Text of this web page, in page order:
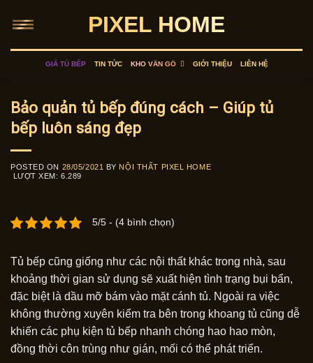
PIXEL HOME
GIÁ TỦ BẾP TIN TỨC KHO VÂN GỖ GIỚI THIỆU LIÊN HỆ
Bảo quản tủ bếp đúng cách – Giúp tủ
bếp luôn sáng đẹp
POSTED ON 28/05/2021 BY NỘI THẤT PIXEL HOME
LƯỢT XEM: 6.289
5/5 - (4 bình chọn)
Tủ bếp cũng giống như các nội thất khác trong nhà, sau
khoảng thời gian sử dụng sẽ xuất hiện tình trạng bụi bẩn,
đặc biệt là dầu mỡ bám vào mặt cánh tủ. Ngoài ra việc
không thường xuyên kiểm tra bên trong khoang tủ cũng dễ
khiến các phụ kiện tủ bếp nhanh chóng hao hao mòn,
đồng thời côn trùng như gián, mối có thể phát triển.